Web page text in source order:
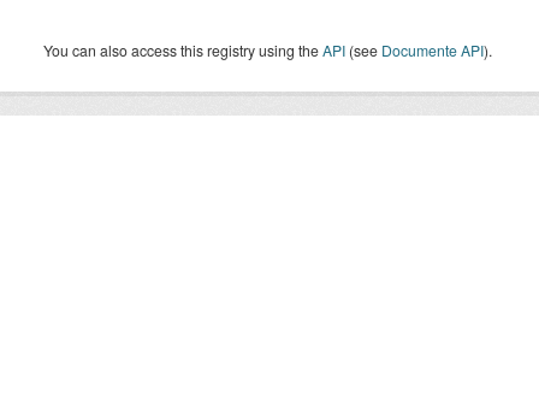
You can also access this registry using theAPI (see Documente API).